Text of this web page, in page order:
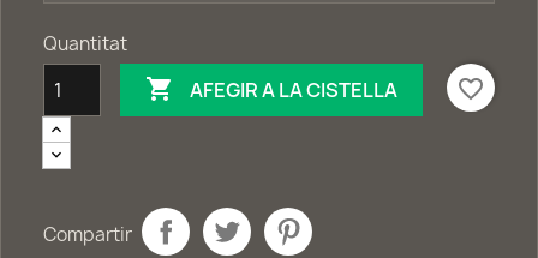
Quantitat
 AFEGIR A LA CISTELLA favorite_border
Compartir